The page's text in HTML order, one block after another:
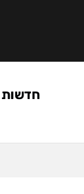
חדשות